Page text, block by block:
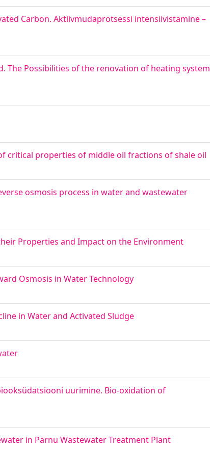
Carbon. Aktiivmudaprotsessi intensiivistamine –
The Possibilities of the renovation of heating system
critical properties of middle oil fractions of shale oil
osmosis process in water and wastewater
Properties and Impact on the Environment
Osmosis in Water Technology
in Water and Activated Sludge
uurimine. Bio-oxidation of
in Pärnu Wastewater Treatment Plant